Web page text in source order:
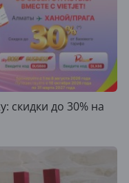
скидки до 30% на